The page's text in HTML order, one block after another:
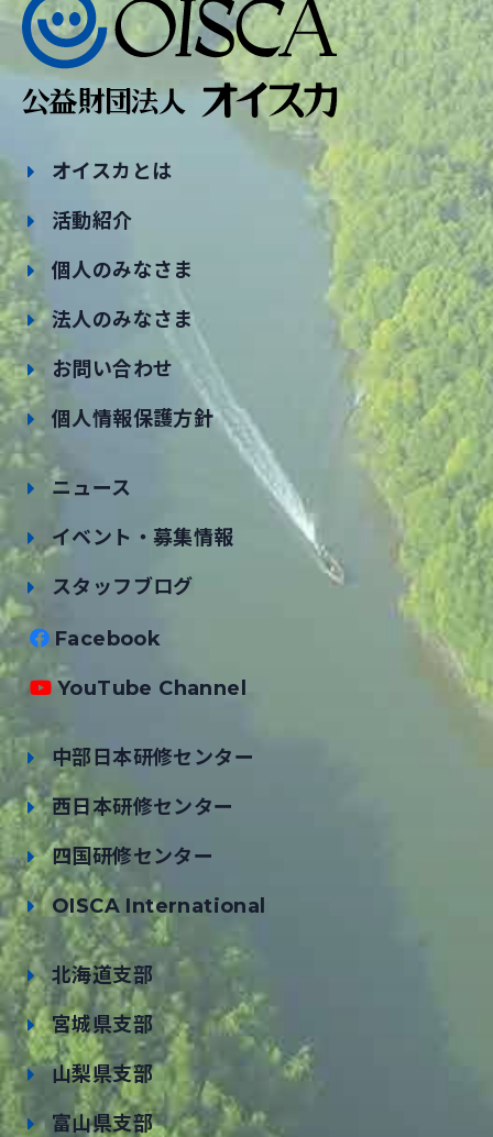
オイスカとは
活動紹介
個人のみなさま
法人のみなさま
お問い合わせ
個人情報保護方針
ニュース
イベント・募集情報
スタッフブログ
Facebook
YouTube Channel
中部日本研修センター
西日本研修センター
四国研修センター
OISCA International
北海道支部
宮城県支部
山梨県支部
富山県支部